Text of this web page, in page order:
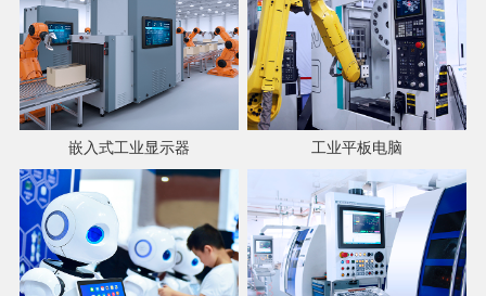
嵌入式工业显示器 工业平板电脑